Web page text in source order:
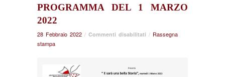
PROGRAMMA DEL 1 MARZO
2022
28 Febbraio 2022 / Commenti disabilitati su
BdT
/ Rassegna
stampa